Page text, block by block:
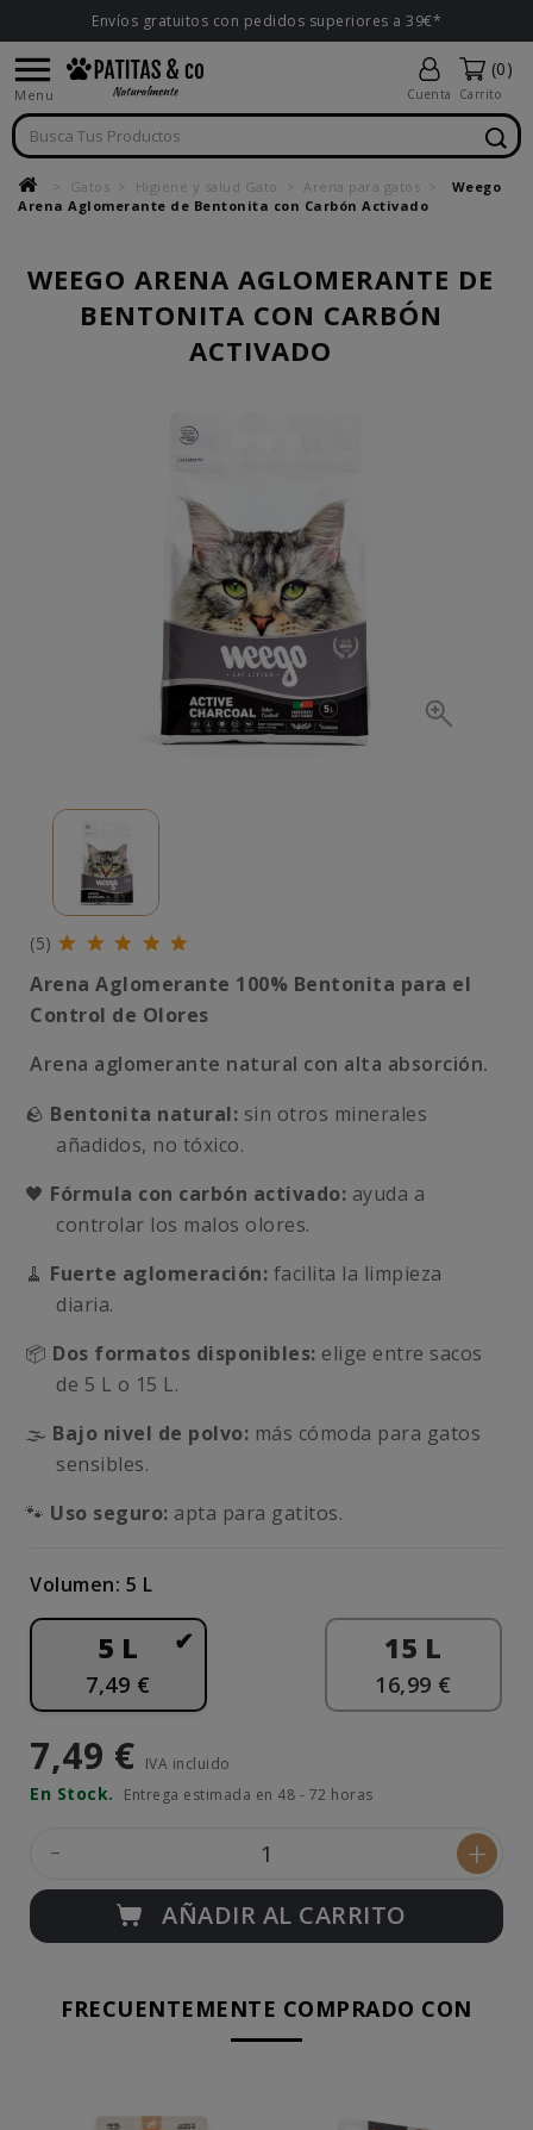
Envíos gratuitos con pedidos superiores a 39€*

Menu Cuenta
(0)
Carrito
Gatos Higiene y salud Gato Arena para gatos
Weego
Arena Aglomerante de Bentonita con Carbón Activado
WEEGO ARENA AGLOMERANTE DE
BENTONITA CON CARBÓN
ACTIVADO
(5)
Arena Aglomerante 100% Bentonita para el
Control de Olores
Arena aglomerante natural con alta absorción.
🪨 Bentonita natural: sin otros minerales
añadidos, no tóxico.
🖤 Fórmula con carbón activado: ayuda a
controlar los malos olores.
🧹 Fuerte aglomeración: facilita la limpieza
diaria.
📦 Dos formatos disponibles: elige entre sacos
de 5 L o 15 L.
🌫️ Bajo nivel de polvo: más cómoda para gatos
sensibles.
🐾 Uso seguro: apta para gatitos.
Volumen: 5 L
5 L
7,49 €
15 L
16,99 €
7,49 € IVA incluido
En Stock. Entrega estimada en 48 - 72 horas
- +
AÑADIR AL CARRITO
FRECUENTEMENTE COMPRADO CON